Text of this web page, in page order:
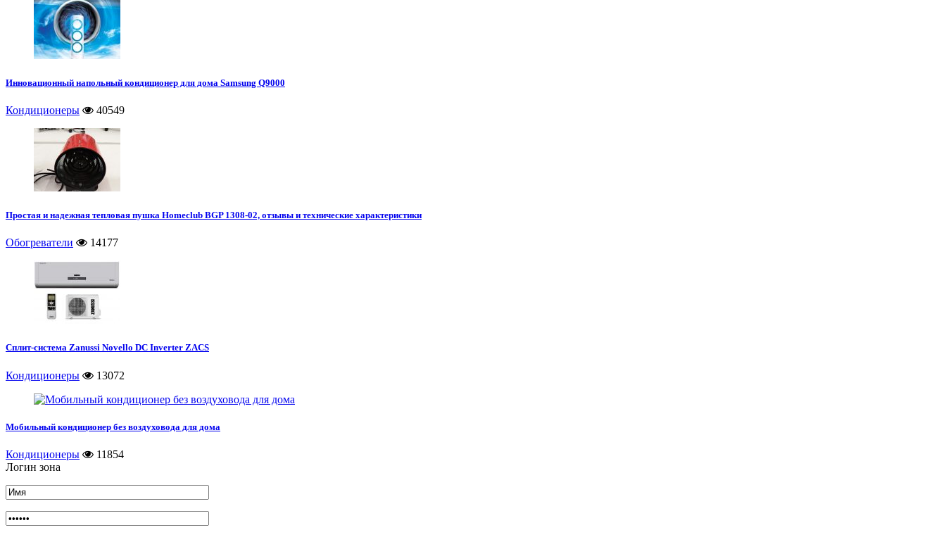
Инновационный напольный кондиционер для дома Samsung Q9000
Кондиционеры 40549
Простая и надежная тепловая пушка Homeclub BGP 1308-02, отзывы и технические характеристики
Обогреватели 14177
Сплит-система Zanussi Novello DC Inverter ZACS
Кондиционеры 13072
Мобильный кондиционер без воздуховода для дома
Кондиционеры
11854
Логин зона